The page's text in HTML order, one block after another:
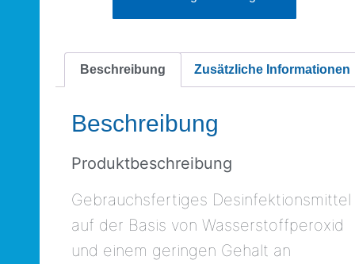
Beschreibung Zusätzliche Informationen
Beschreibung
Produktbeschreibung
Gebrauchsfertiges Desinfektionsmittel
auf der Basis von Wasserstoffperoxid
und einem geringen Gehalt an